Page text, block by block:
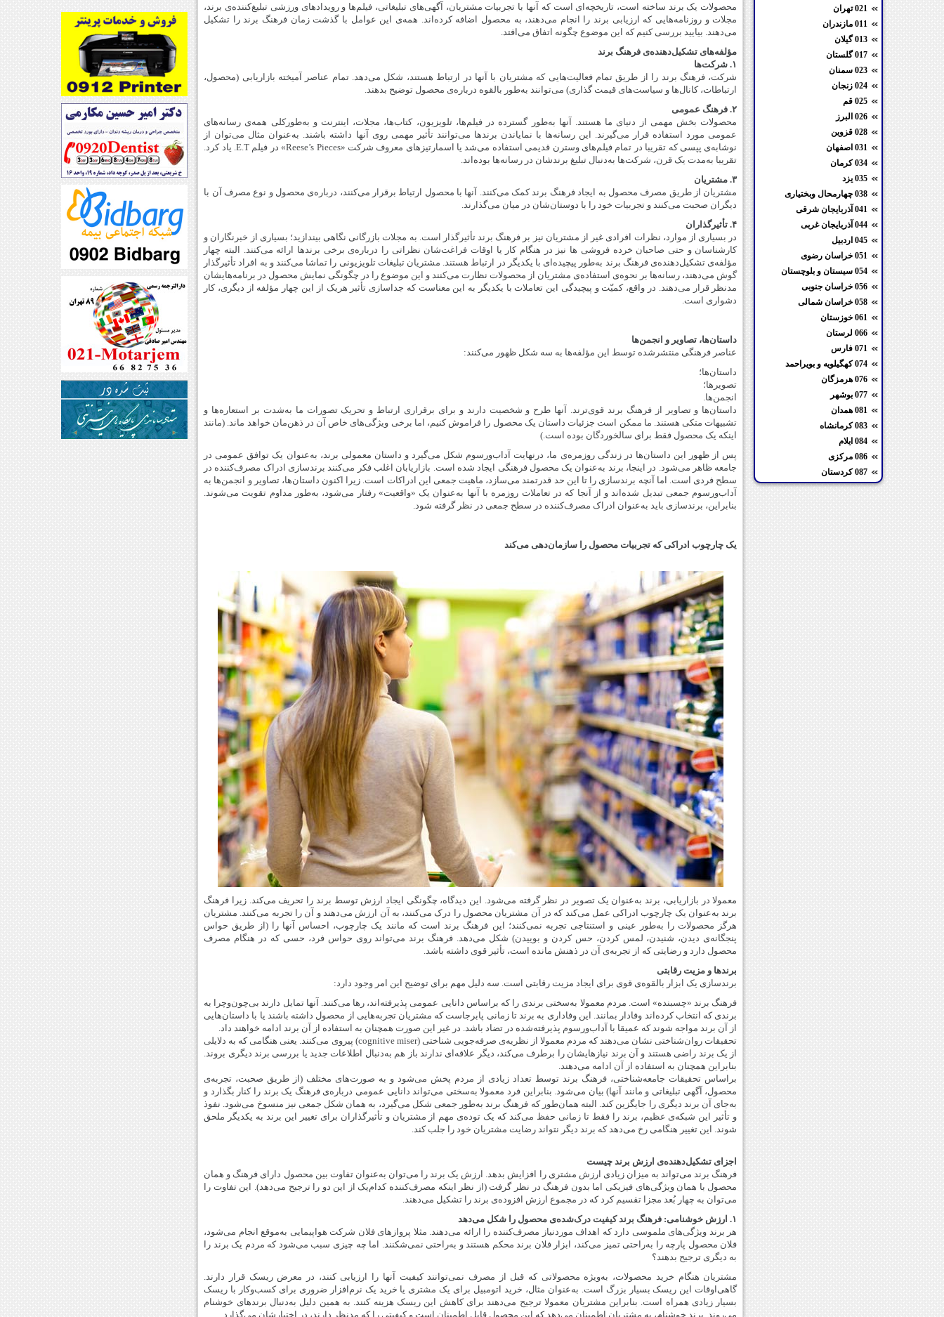
محصولات یک برند ساخته است، تاریخچه‌ای است که آنها با تجربیات مشتریان، آگهی‌های تبلیغاتی، فیلم‌ها و رویدادهای ورزشی تبلیغ‌کننده‌ی برند،
مجلات و روزنامه‌هایی که ارزیابی برند را انجام می‌دهند، به محصول اضافه کرده‌اند. همه‌ی این عوامل با گذشت زمان فرهنگ برند را تشکیل
می‌دهند. بیایید بررسی کنیم که این موضوع چگونه اتفاق می‌افتد.
مؤلفه‌‌های تشکیل‌دهنده‌ی فرهنگ برند
۱. شرکت‌ها
شرکت، فرهنگ برند را از طریق تمام فعالیت‌هایی که مشتریان با آنها در ارتباط هستند، شکل می‌دهد. تمام عناصر آمیخته بازاریابی (محصول،
ارتباطات، کانال‌ها و سیاست‌های قیمت گذاری) می‌توانند به‌طور بالقوه درباره‌ی محصول توضیح بدهند.
۲. فرهنگ عمومی
محصولات بخش مهمی از دنیای ما هستند. آنها به‌طور گسترده در فیلم‌ها، تلویزیون، کتاب‌ها، مجلات، اینترنت و به‌طورکلی همه‌ی رسانه‌های
عمومی مورد استفاده قرار می‌گیرند. این رسانه‌ها با نمایاندن برندها می‌توانند تأثیر مهمی روی آنها داشته باشند. به‌عنوان مثال می‌توان از
نوشابه‌ی پپسی که تقریبا در تمام فیلم‌های وسترن قدیمی استفاده می‌شد یا اسمارتیزهای معروف شرکت «Reese’s Pieces» در فیلم E.T. یاد کرد.
تقریبا به‌مدت یک قرن، شرکت‌ها به‌دنبال تبلیغ برند‌شان در رسانه‌ها بوده‌اند.
۳. مشتریان
مشتریان از طریق مصرف محصول به ایجاد فرهنگ برند کمک می‌کنند. آنها با محصول ارتباط برقرار می‌کنند، درباره‌ی محصول و نوع مصرف آن با
دیگران صحبت می‌کنند و تجربیات خود را با دوستان‌‌شان در میان می‌گذارند.
۴. تأثیرگذاران
در بسیاری از موارد، نظرات افرادی غیر از مشتریان نیز بر فرهنگ برند تأثیرگذار است. به مجلات بازرگانی نگاهی بیندازید؛ بسیاری از خبرنگاران و
کارشناسان و حتی صاحبان خرده فروشی ها نیز در هنگام کار یا اوقات فراغت‌شان نظراتی را درباره‌ی برخی برندها ارائه می‌کنند. البته چهار
مؤلفه‌ی تشکیل‌دهنده‌ی فرهنگ برند به‌طور پیچیده‌ای با یکدیگر در ارتباط هستند. مشتریان تبلیغات تلویزیونی را تماشا می‌کنند و به افراد تأثیرگذار
گوش می‌دهند، رسانه‌ها بر نحوه‌ی استفاده‌ی مشتریان از محصولات نظارت می‌کنند و این موضوع را در چگونگی نمایش محصول در برنامه‌هایشان
مدنظر قرار می‌دهند. در واقع، کمیّت و پیچیدگی این تعاملات با یکدیگر به این معناست که جداسازی تأثیر هریک از این چهار مؤلفه از دیگری، کار
دشواری است.
داستان‌ها، تصاویر و انجمن‌ها
عناصر فرهنگی منتشرشده توسط این مؤلفه‌ها به سه شکل ظهور می‌کنند:
داستان‌ها؛
تصویرها؛
انجمن‌ها.
داستان‌ها و تصاویر از فرهنگ برند قوی‌ترند. آنها طرح و شخصیت دارند و برای برقراری ارتباط و تحریک تصورات ما به‌شدت بر استعاره‌ها و
تشبیهات متکی هستند. ما ممکن است جزئیات داستان یک محصول را فراموش کنیم، اما برخی ویژگی‌های خاص آن در ذهن‌مان خواهد ماند. (مانند
اینکه یک محصول فقط برای سالخوردگان بوده است.)
پس از ظهور این داستان‌ها در زندگی روزمره‌ی ما، درنهایت آداب‌ورسوم شکل می‌گیرد و داستان معمولی برند، به‌عنوان یک توافق عمومی در
جامعه ظاهر می‌شود. در اینجا، برند به‌عنوان یک محصول فرهنگی ایجاد شده است. بازاریابان اغلب فکر می‌کنند برندسازی ادراک مصرف‌کننده‌ در
سطح فردی است. اما آنچه برندسازی را تا این حد قدرتمند می‌سازد، ماهیت جمعی این ادراکات است. زیرا اکنون داستان‌ها، تصاویر و انجمن‌ها به
آداب‌ورسوم جمعی تبدیل شده‌اند و از آنجا که در تعاملات روزمره با آنها به‌عنوان یک «واقعیت» رفتار می‌شود، به‌طور مداوم تقویت می‌شوند.
بنابراین، برندسازی باید به‌عنوان ادراک مصرف‌کننده در سطح جمعی در نظر گرفته شود.
یک چارچوب ادراکی که تجربیات محصول را سازمان‌دهی می‌کند
معمولا در بازاریابی، برند به‌عنوان یک تصویر در نظر گرفته می‌شود. این دیدگاه، چگونگی ایجاد ارزش توسط برند را تحریف می‌کند. زیرا فرهنگ
برند به‌عنوان یک چارچوب ادراکی عمل می‌کند که در آن مشتریان محصول را درک می‌کنند، به آن ارزش می‌دهند و آن را تجربه می‌کنند. مشتریان
هرگز محصولات را به‌طور عینی و استنتاجی تجربه نمی‌کنند؛ این فرهنگ برند است که مانند یک چارچوب، احساس آنها را (از طریق حواس
پنجگانه‌ی دیدن، شنیدن، لمس کردن، حس کردن و بوییدن) شکل می‌دهد. فرهنگ برند می‌تواند روی حواس فرد، حسی که در هنگام مصرف
محصول دارد و رضایتی که از تجربه‌ی آن در ذهنش مانده است، تأثیر قوی داشته باشد.
برندها و مزیت رقابتی
برندسازی یک ابزار بالقوه‌ی قوی برای ایجاد مزیت رقابتی است. سه دلیل مهم برای توضیح این امر وجود دارد:
فرهنگ برند «چسبنده» است. مردم معمولا به‌سختی برندی را که براساس دانایی عمومی پذیرفته‌اند، رها می‌کنند. آنها تمایل دارند بی‌چون‌وچرا به
برندی که انتخاب کرده‌اند وفادار بمانند. این وفاداری به برند تا زمانی پابرجاست که مشتریان تجربه‌هایی از محصول داشته باشند یا با داستان‌هایی
از آن برند مواجه شوند که عمیقا با آداب‌ورسوم پذیرفته‌شده در تضاد باشد. در غیر این صورت همچنان به استفاده از آن برند ادامه خواهند داد.
تحقیقات روان‌شناختی نشان می‌دهند که مردم معمولا از نظریه‌ی صرفه‌جویی شناختی (cognitive miser) پیروی می‌کنند. یعنی هنگامی که به دلایلی
از یک برند راضی هستند و آن برند نیازهایشان را برطرف می‌کند، دیگر علاقه‌ای ندارند باز هم به‌دنبال اطلاعات جدید یا بررسی برند دیگری بروند.
بنابراین همچنان به استفاده از آن ادامه می‌دهند.
براساس تحقیقات جامعه‌شناختی، فرهنگ برند توسط تعداد زیادی از مردم پخش می‌شود و به صورت‌های مختلف (از طریق صحبت، تجربه‌ی
محصول، آگهی تبلیغاتی و مانند آنها) بیان می‌شود. بنابراین فرد معمولا به‌سختی می‌تواند دانایی عمومی درباره‌ی فرهنگ یک برند را کنار بگذارد و
به‌جای آن برند دیگری را جایگزین کند. البته همان‌طور که فرهنگ برند به‌طور جمعی شکل می‌گیرد، به همان شکل جمعی نیز منسوخ می‌شود. نفوذ
و تأثیر این شبکه‌ی عظیم، برند را فقط تا زمانی حفظ می‌کند که یک توده‌ی مهم از مشتریان و تأثیرگذاران برای تغییر این برند به یکدیگر ملحق
شوند. این تغییر هنگامی رخ می‌دهد که برند دیگر نتواند رضایت مشتریان خود را جلب کند.
اجزای تشکیل‌دهنده‌ی ارزش برند چیست
فرهنگ برند می‌تواند به میزان زیادی ارزش مشتری را افزایش بدهد. ارزش یک برند را می‌توان به‌عنوان تفاوت بین محصول دارای فرهنگ و همان
محصول با همان ویژگی‌های فیزیکی اما بدون فرهنگ در نظر گرفت (از نظر اینکه مصرف‌کننده کدام‌یک از این دو را ترجیح می‌دهد). این تفاوت را
می‌توان به چهار بُعد مجزا تقسیم کرد که در مجموع ارزش افزوده‌ی برند را تشکیل می‌دهند.
۱. ارزش خوشنامی: فرهنگ برند کیفیت درک‌شده‌ی محصول را شکل می‌دهد
هر برند ویژگی‌های ملموسی دارد که اهداف موردنیاز مصرف‌کننده را ارائه می‌دهند. مثلا پروازهای فلان شرکت هواپیمایی به‌موقع انجام می‌شود،
فلان محصول پارچه را به‌راحتی تمیز می‌کند، ابزار فلان برند محکم هستند و به‌راحتی نمی‌شکنند. اما چه چیزی سبب می‌شود که مردم یک برند را
به دیگری ترجیح بدهند؟
مشتریان هنگام خرید محصولات، به‌ویژه محصولاتی که قبل از مصرف نمی‌توانند کیفیت آنها را ارزیابی کنند، در معرض ریسک قرار دارند.
گاهی‌اوقات این ریسک بسیار بزرگ است. به‌عنوان مثال، خرید اتومبیل برای یک مشتری یا خرید یک نرم‌افزار ضروری برای کسب‌وکار با ریسک
بسیار زیادی همراه است. بنابراین مشتریان معمولا ترجیح می‌دهند برای کاهش این ریسک هزینه کنند. به همین دلیل به‌دنبال برندهای خوشنام
می‌روند. برند خوشنام، به مشتریان اطمینان می‌دهد که این محصول قابل اطمینان است و کیفیتی را که مدنظر دارند، در اختیارشان می‌گذارد.
021 تهران
011 مازندران
013 گیلان
017 گلستان
023 سمنان
024 زنجان
025 قم
026 البرز
028 قزوین
031 اصفهان
034 کرمان
035 یزد
038 چهارمحال وبختیاری
041 آذربایجان شرقی
044 آذربایجان غربی
045 اردبیل
051 خراسان رضوی
054 سیستان و بلوچستان
056 خراسان جنوبی
058 خراسان شمالی
061 خوزستان
066 لرستان
071 فارس
074 کهگیلویه و بویراحمد
076 هرمزگان
077 بوشهر
081 همدان
083 کرمانشاه
084 ایلام
086 مرکزی
087 کردستان